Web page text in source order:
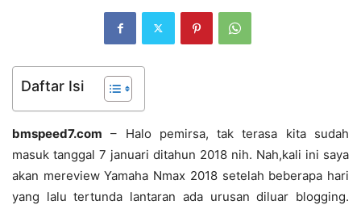
Daftar Isi
bmspeed7.com – Halo pemirsa, tak terasa kita sudah
masuk tanggal 7 januari ditahun 2018 nih. Nah,kali ini saya
akan mereview Yamaha Nmax 2018 setelah beberapa hari
yang lalu tertunda lantaran ada urusan diluar blogging.